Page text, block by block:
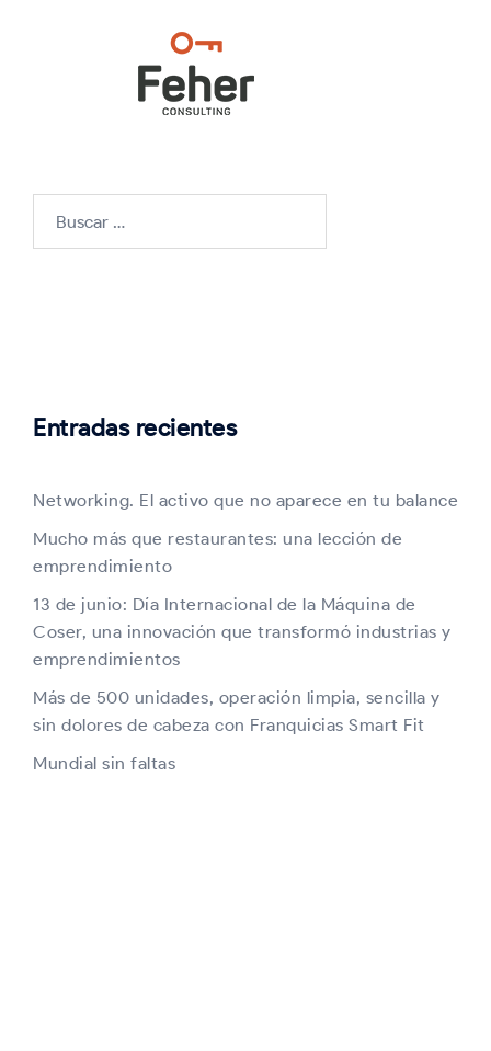
Entradas recientes
Networking. El activo que no aparece en tu balance
Mucho más que restaurantes: una lección de
emprendimiento
13 de junio: Día Internacional de la Máquina de
Coser, una innovación que transformó industrias y
emprendimientos
Más de 500 unidades, operación limpia, sencilla y
sin dolores de cabeza con Franquicias Smart Fit
Mundial sin faltas